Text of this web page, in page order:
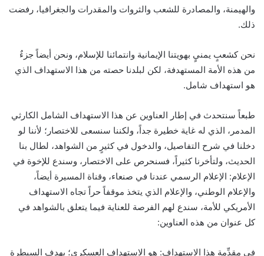
والهيمنة، والمصادرة للشعب والثروات والمقدرات والجغرافيا، رفضت
ذلك.
نحن كشعبٍ يمنيٍ بهويتنا الإيمانية وانتمائنا للإسلام، ونحن أيضاً جزءٌ
من هذه الأمة المستهدفة، لكن لبلدنا حصته من هذا الاستهداف الذي
هو استهداف شامل.
طبعاً سنتحدث في إطار العناوين عن هذا الاستهداف الشامل الكارثي
المدمر، الذي له غاية خطيرة جداً، ولكننا سنسعى للاختصار؛ لأننا لو
دخلنا في شرح التفاصيل، والدخول في كثيرٍ من الشواهد، لطال بنا
الحديث، ولتأخرنا كثيراً، فسنحرص على الاختصار، وسندع للإخوة في
الإعلام: الإعلام الرسمي عندنا في صنعاء، وقناة المسيرة أيضاً،
والإعلام الوطني، والإعلام الذي يتخذ موقفاً حراً تجاه الاستهداف
الأمريكي للأمة، سندع لهم الفرصة للعناية فيما يتعلق بالشواهد في
كل عنوان من هذه العناوين:
في مقدِّمة هذا الاستهداف: هو الاستهداف العسكري؛ بهدف السيطرة